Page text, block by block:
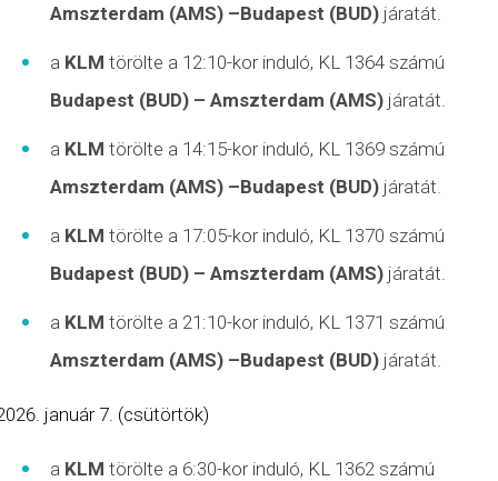
Amszterdam (AMS) –Budapest (BUD) járatát.
a KLM törölte a 12:10-kor induló, KL 1364 számú
Budapest (BUD) – Amszterdam (AMS) járatát.
a KLM törölte a 14:15-kor induló, KL 1369 számú
Amszterdam (AMS) –Budapest (BUD) járatát.
a KLM törölte a 17:05-kor induló, KL 1370 számú
Budapest (BUD) – Amszterdam (AMS) járatát.
a KLM törölte a 21:10-kor induló, KL 1371 számú
Amszterdam (AMS) –Budapest (BUD) járatát.
január 7. (csütörtök)
a KLM törölte a 6:30-kor induló, KL 1362 számú